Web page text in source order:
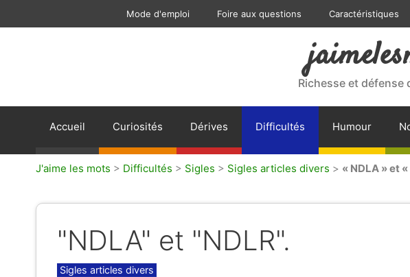
Mode d'emploi Foire aux questions Caractéristiques
Richesse et défense
Accueil Curiosités Dérives Difficultés Humour
J'aime les mots > Difficultés > Sigles > Sigles articles divers > « NDLA » et
"NDLA" et "NDLR".
Catégories
Sigles articles divers